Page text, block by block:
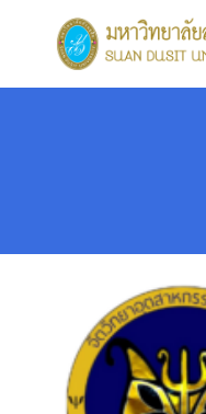
content